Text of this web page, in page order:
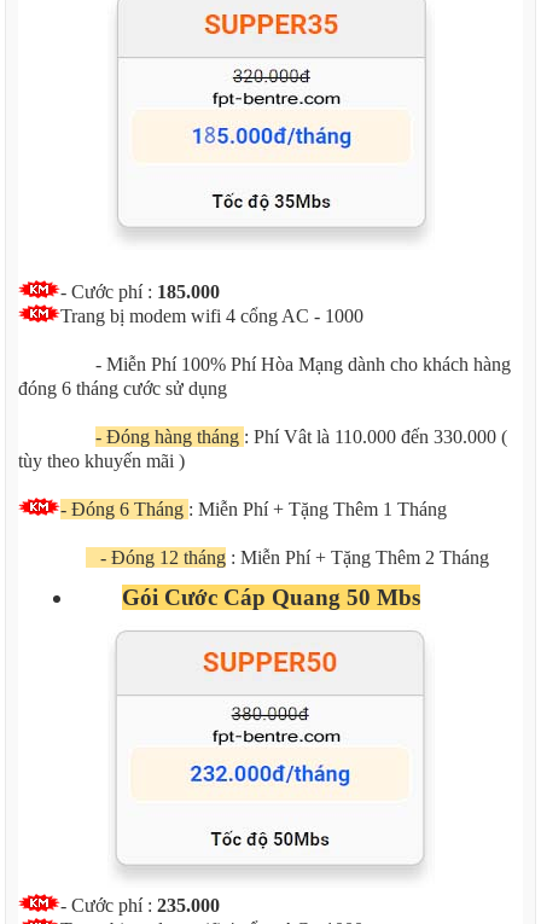
-Cước phí : 185.000
Trang bị modem wifi 4 cổng AC - 1000
- Miễn Phí 100% Phí Hòa Mạng dành cho khách hàng
đóng 6 tháng cước sử dụng
- Đóng hàng tháng : Phí Vât là 110.000 đến 330.000 (
tùy theo khuyến mãi )
- Đóng 6 Tháng : Miễn Phí + Tặng Thêm 1 Tháng
- Đóng 12 tháng : Miễn Phí + Tặng Thêm 2 Tháng
Gói Cước Cáp Quang 50 Mbs
- Cước phí :235.000